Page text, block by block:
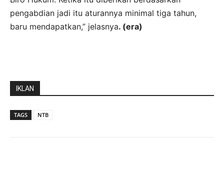
pengabdian jadi itu aturannya minimal tiga tahun,
baru mendapatkan,” jelasnya. (era)
IKLAN
TAGS NTB